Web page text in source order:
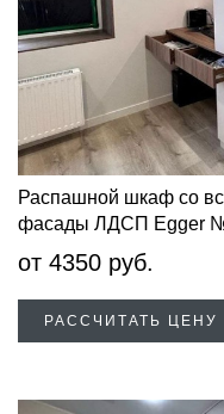
Распашной шкаф со
фасады ЛДСП Egger
от 4350 руб.
РАССЧИТАТЬ ЦЕНУ